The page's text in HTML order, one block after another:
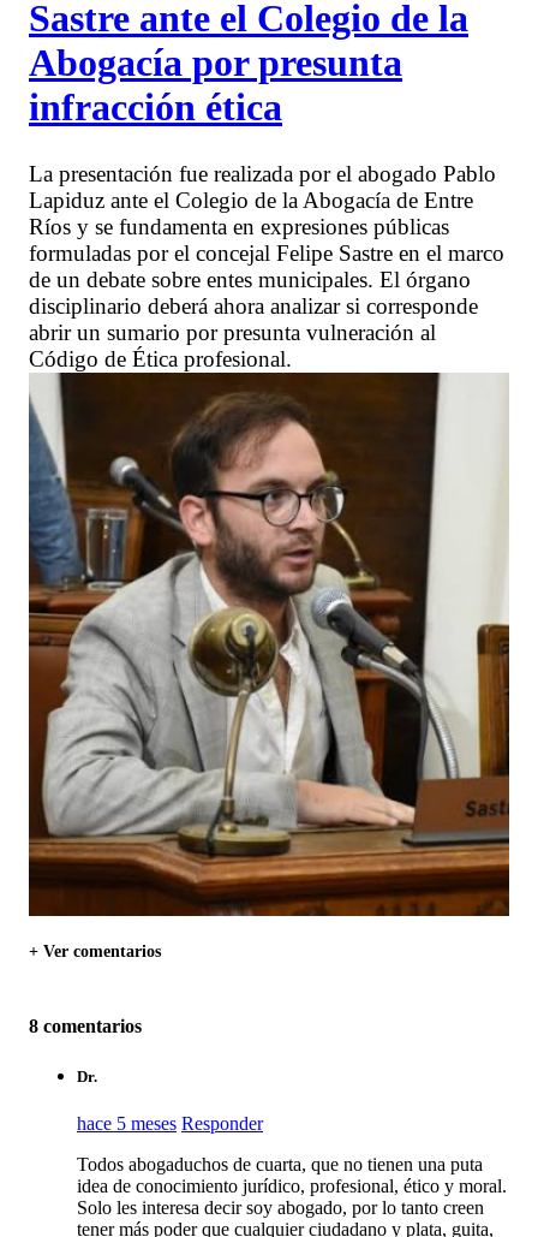
Sastre ante el Colegio de la
Abogacía por presunta
infracción ética
La presentación fue realizada por el abogado Pablo
Lapiduz ante el Colegio de la Abogacía de Entre
Ríos y se fundamenta en expresiones públicas
formuladas por el concejal Felipe Sastre en el marco
de un debate sobre entes municipales. El órgano
disciplinario deberá ahora analizar si corresponde
abrir un sumario por presunta vulneración al
Código de Ética profesional.
+ Ver comentarios
8 comentarios
Dr.
hace 5 meses Responder
Todos abogaduchos de cuarta, que no tienen una puta
idea de conocimiento jurídico, profesional, ético y moral.
Solo les interesa decir soy abogado, por lo tanto creen
tener más poder que cualquier ciudadano y plata, guita,